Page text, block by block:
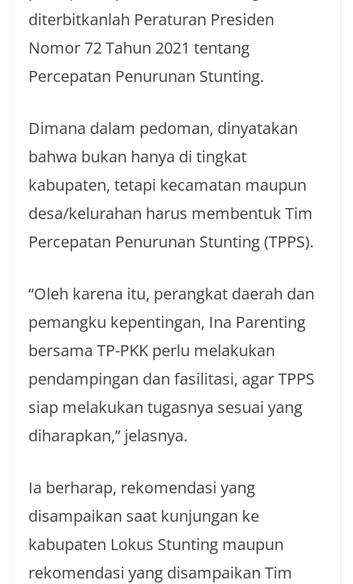
diterbitkanlah Peraturan Presiden
Nomor 72 Tahun 2021 tentang
Percepatan Penurunan Stunting.
Dimana dalam pedoman, dinyatakan
bahwa bukan hanya di tingkat
kabupaten, tetapi kecamatan maupun
desa/kelurahan harus membentuk Tim
Percepatan Penurunan Stunting (TPPS).
“Oleh karena itu, perangkat daerah dan
pemangku kepentingan, Ina Parenting
bersama TP-PKK perlu melakukan
pendampingan dan fasilitasi, agar TPPS
siap melakukan tugasnya sesuai yang
diharapkan,” jelasnya.
Ia berharap, rekomendasi yang
disampaikan saat kunjungan ke
kabupaten Lokus Stunting maupun
rekomendasi yang disampaikan Tim